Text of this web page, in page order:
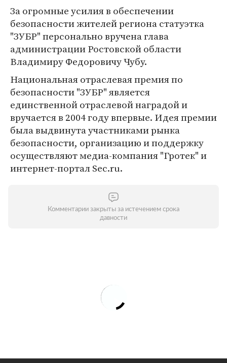
За огромные усилия в обеспечении
безопасности жителей региона статуэтка
"ЗУБР" персонально вручена глава
администрации Ростовской области
Владимиру Федоровичу Чубу.
Национальная отраслевая премия по
безопасности "ЗУБР" является
единственной отраслевой наградой и
вручается в 2004 году впервые. Идея премии
была выдвинута участниками рынка
безопасности, организацию и поддержку
осуществляют медиа-компания "Гротек" и
интернет-портал Sec.ru.
Комментарии закрыты за истечением срока
давности